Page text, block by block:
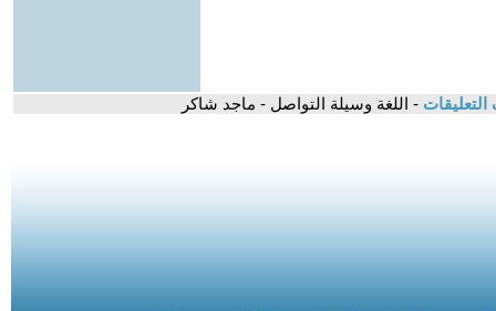
- اللغة وسيلة التواصل - ماجد شاكر